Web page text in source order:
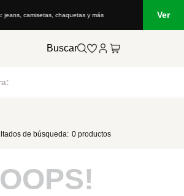
jeans, camisetas, chaquetas y más Ver
Buscar
de búsqueda: 0 productos
OOPS!